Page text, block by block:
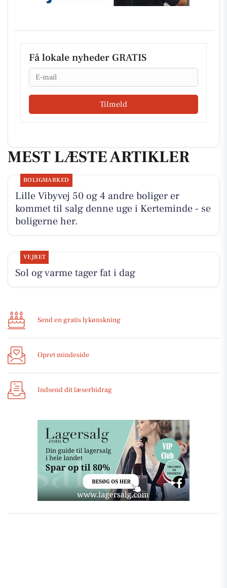
Få lokale nyheder GRATIS
Email
Tilmeld
MEST LÆSTE ARTIKLER
BOLIGMARKED
Lille Vibyvej 50 og 4 andre boliger er
kommet til salg denne uge i Kerteminde - se
boligerne her.
VEJRET
Sol og varme tager fat i dag
Send en gratis lykønskning
Opret mindeside
Indsend dit læserbidrag